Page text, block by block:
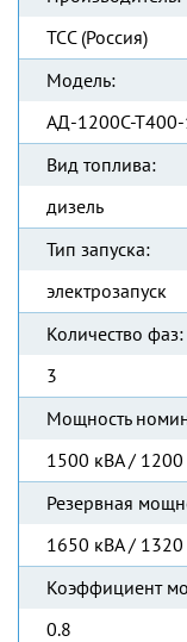
ТСС (Россия)
Модель:
АД-1200С-
Вид топлива:
дизель
Тип запуска:
электрозапуск
Количество фаз:
3
Мощность
1500 кВА / 1200
Резервная
1650 кВА / 1320
Коэффициент
0.8